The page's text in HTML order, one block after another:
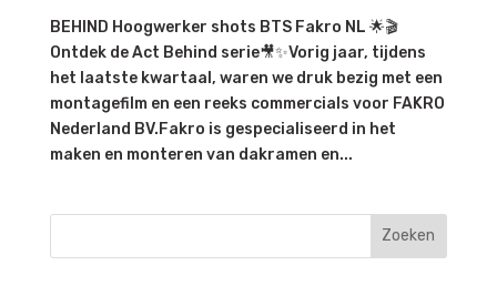
BEHIND Hoogwerker shots BTS Fakro NL 🌟🎬
Ontdek de Act Behind serie🎥✨Vorig jaar, tijdens
het laatste kwartaal, waren we druk bezig met een
montagefilm en een reeks commercials voor FAKRO
Nederland BV.Fakro is gespecialiseerd in het
maken en monteren van dakramen en...
Zoeken